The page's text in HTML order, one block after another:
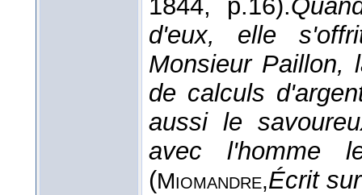
1844, p.16).
d'eux, elle
Monsieur Paillon,
de calculs
aussi le
avec l'homme
(Miomandre,Écrit